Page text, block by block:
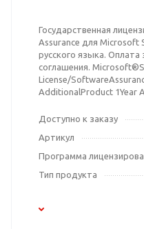
Государственная
Assurance для Microsoft
русского языка. Оплата
соглашения.
License/
AdditionalProduct 1Year
Доступно к заказу
Артикул
Программа
Тип продукта